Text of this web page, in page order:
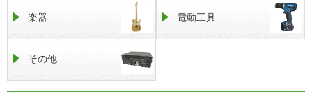
楽器 電動工具
その他